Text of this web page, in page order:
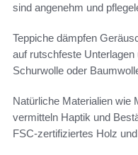
sind angenehm und
Teppiche dämpfen
auf rutschfeste
Schurwolle oder
Natürliche Materialien wie
vermitteln Haptik und
FSC-zertifiziertes Holz